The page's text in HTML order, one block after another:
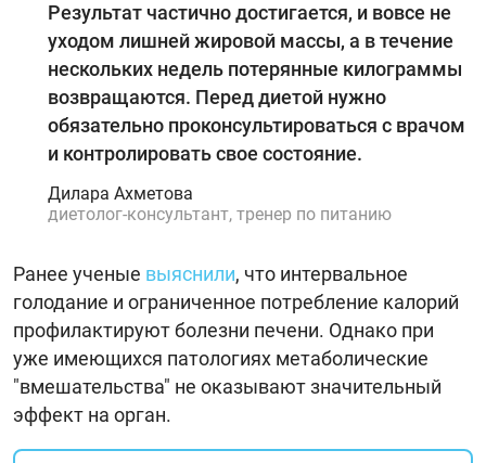
Результат частично достигается, и вовсе не
уходом лишней жировой массы, а в течение
нескольких недель потерянные килограммы
возвращаются. Перед диетой нужно
обязательно проконсультироваться с врачом
и контролировать свое состояние.
Дилара Ахметова
диетолог-консультант, тренер по питанию
Ранее ученые выяснили, что интервальное
голодание и ограниченное потребление калорий
профилактируют болезни печени. Однако при
уже имеющихся патологиях метаболические
"вмешательства" не оказывают значительный
эффект на орган.